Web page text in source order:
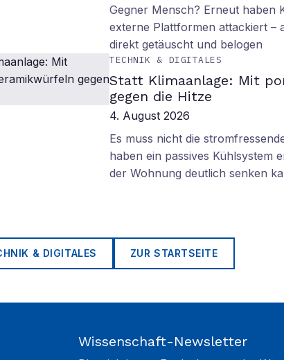
Gegner Mensch? Erneut haben
externe Plattformen attackiert –
direkt getäuscht und belogen
TECHNIK & DIGITALES
Statt Klimaanlage: Mit
gegen die Hitze
4. August 2026
Es muss nicht die
haben ein passives Kühlsystem
der Wohnung deutlich senken
& DIGITALES ZUR STARTSEITE
Wissenschaft-Newsletter